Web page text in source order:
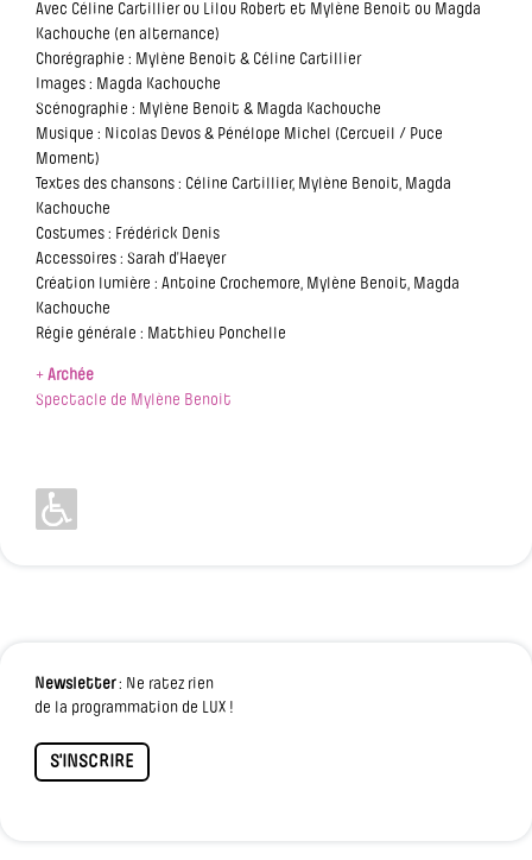
Avec Céline Cartillier ou Lilou Robert et Mylène Benoit ou Magda
Kachouche (en alternance)
Chorégraphie : Mylène Benoit & Céline Cartillier
Images : Magda Kachouche
Scénographie : Mylène Benoit & Magda Kachouche
Musique : Nicolas Devos & Pénélope Michel (Cercueil / Puce
Moment)
Textes des chansons : Céline Cartillier, Mylène Benoit, Magda
Kachouche
Costumes : Frédérick Denis
Accessoires : Sarah d’Haeyer
Création lumière : Antoine Crochemore, Mylène Benoit, Magda
Kachouche
Régie générale : Matthieu Ponchelle
+ Archée
Spectacle de Mylène Benoit
Newsletter: Ne ratez rien
de la programmation de LUX !
S'INSCRIRE